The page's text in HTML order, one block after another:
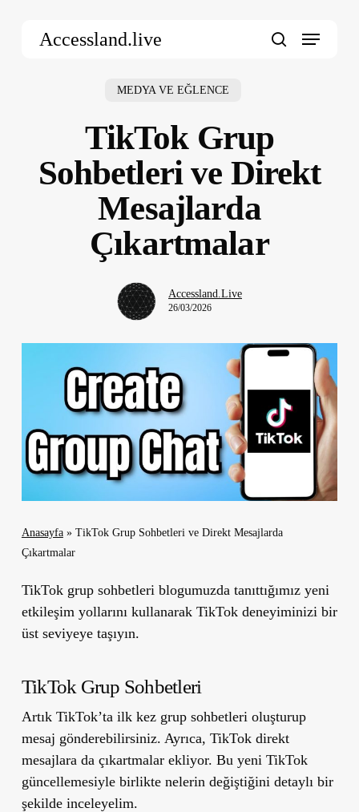
Accessland.live Menu
MEDYA VE EĞLENCE
TikTok Grup
Sohbetleri ve Direkt
Mesajlarda
Çıkartmalar
Accessland.Live
26/03/2026
Anasayfa» TikTok Grup Sohbetleri ve Direkt Mesajlarda
Çıkartmalar
TikTok grup sohbetleri blogumuzda tanıttığımız yeni
etkileşim yollarını kullanarak TikTok deneyiminizi bir
üst seviyeye taşıyın.
TikTok Grup Sohbetleri
Artık TikTok’ta ilk kez grup sohbetleri oluşturup
mesaj gönderebilirsiniz. Ayrıca, TikTok direkt
mesajlara da çıkartmalar ekliyor. Bu yeni TikTok
güncellemesiyle birlikte nelerin değiştiğini detaylı bir
şekilde inceleyelim.